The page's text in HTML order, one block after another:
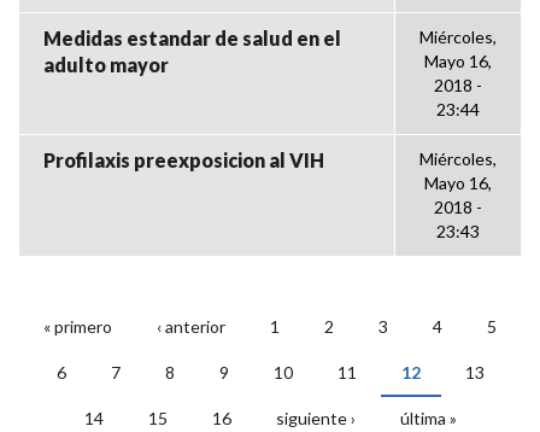
Medidas estandar de salud en el
adulto mayor
Miércoles,
Mayo 16,
2018 -
23:44
Profilaxis preexposicion al VIH
Miércoles,
Mayo 16,
2018 -
23:43
PÁGINAS
« primero ‹ anterior 1 2 3 4 5
6 7 8 9 10 11 12 13
14 15 16 siguiente › última »